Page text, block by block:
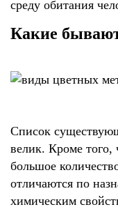
среду обитания
Какие
Список
велик. Кроме того,
большое
отличаются по
химическим